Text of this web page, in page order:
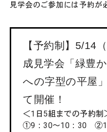
見学会のご参加には予約が必
【予約制】5/14
成見学会「緑豊
への字型の平屋
て開催！
＜1日5組までの予約制
①9：30〜10：30